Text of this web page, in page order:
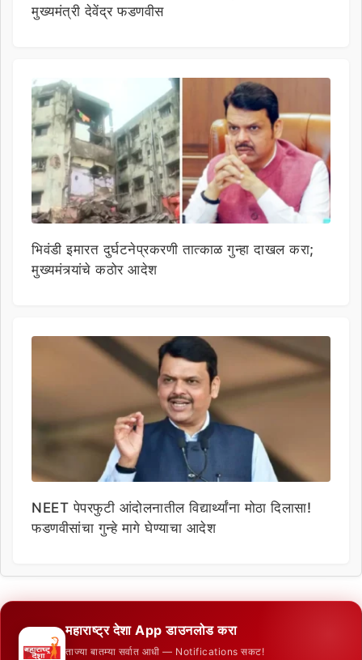
मुख्यमंत्री देवेंद्र फडणवीस
भिवंडी इमारत दुर्घटनेप्रकरणी तात्काळ गुन्हा दाखल करा;
मुख्यमंत्र्यांचे कठोर आदेश
NEET पेपरफुटी आंदोलनातील विद्यार्थ्यांना मोठा दिलासा!
फडणवीसांचा गुन्हे मागे घेण्याचा आदेश
महाराष्ट्र देशा App डाउनलोड करा
ताज्या बातम्या सर्वात आधी — Notifications सकट!